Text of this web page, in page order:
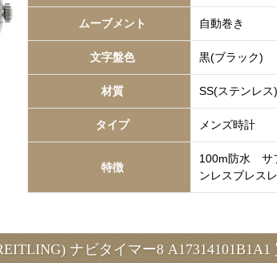
ムーブメント 自動巻き
文字盤色 黒(ブラック)
材質 SS(ステンレス)
タイプ メンズ時計
特徴
100m防水 サ
ンレスブレス
ナビタイマー8 A17314101B1A1